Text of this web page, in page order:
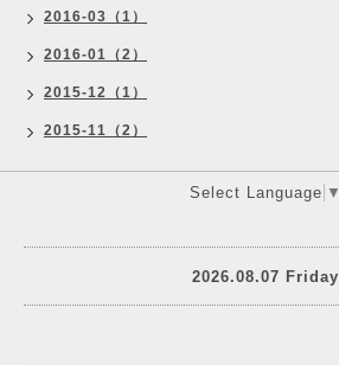
2016-03（1）
2016-01（2）
2015-12（1）
2015-11（2）
Select Language ▼
2026.08.07 Friday